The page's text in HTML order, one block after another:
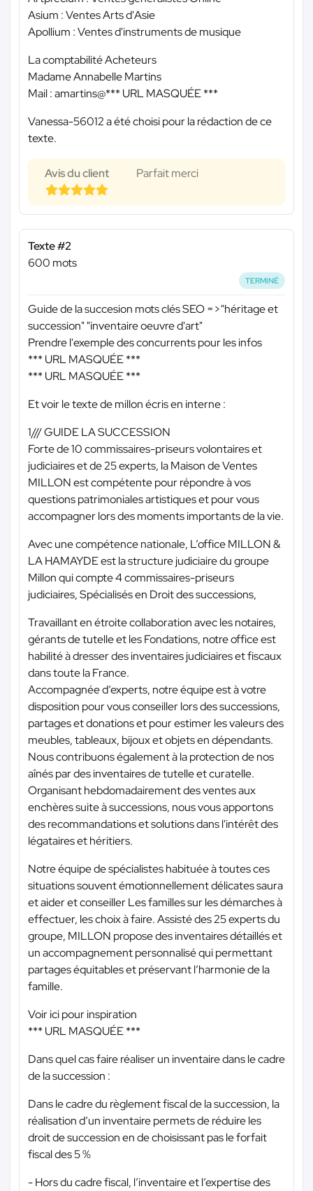
Asium : Ventes Arts d'Asie
Apollium : Ventes d'instruments de musique
La comptabilité Acheteurs
Madame Annabelle Martins
Mail : amartins@*** URL MASQUÉE ***
Vanessa-56012 a été choisi pour la rédaction de ce
texte.
Avis du client Parfait merci
Texte #2
600 mots
TERMINÉ
Guide de la succesion mots clés SEO =>"héritage et
succession" "inventaire oeuvre d'art"
Prendre l'exemple des concurrents pour les infos
*** URL MASQUÉE ***
*** URL MASQUÉE ***
Et voir le texte de millon écris en interne :
1/// GUIDE LA SUCCESSION
Forte de 10 commissaires-priseurs volontaires et
judiciaires et de 25 experts, la Maison de Ventes
MILLON est compétente pour répondre à vos
questions patrimoniales artistiques et pour vous
accompagner lors des moments importants de la vie.
Avec une compétence nationale, L’office MILLON &
LA HAMAYDE est la structure judiciaire du groupe
Millon qui compte 4 commissaires-priseurs
judiciaires, Spécialisés en Droit des successions,
Travaillant en étroite collaboration avec les notaires,
gérants de tutelle et les Fondations, notre office est
habilité à dresser des inventaires judiciaires et fiscaux
dans toute la France.
Accompagnée d’experts, notre équipe est à votre
disposition pour vous conseiller lors des successions,
partages et donations et pour estimer les valeurs des
meubles, tableaux, bijoux et objets en dépendants.
Nous contribuons également à la protection de nos
aînés par des inventaires de tutelle et curatelle.
Organisant hebdomadairement des ventes aux
enchères suite à successions, nous vous apportons
des recommandations et solutions dans l'intérêt des
légataires et héritiers.
Notre équipe de spécialistes habituée à toutes ces
situations souvent émotionnellement délicates saura
et aider et conseiller Les familles sur les démarches à
effectuer, les choix à faire. Assisté des 25 experts du
groupe, MILLON propose des inventaires détaillés et
un accompagnement personnalisé qui permettant
partages équitables et préservant l’harmonie de la
famille.
Voir ici pour inspiration
*** URL MASQUÉE ***
Dans quel cas faire réaliser un inventaire dans le cadre
de la succession :
Dans le cadre du règlement fiscal de la succession, la
réalisation d’un inventaire permets de réduire les
droit de succession en de choisissant pas le forfait
fiscal des 5 %
- Hors du cadre fiscal, l’inventaire et l’expertise des